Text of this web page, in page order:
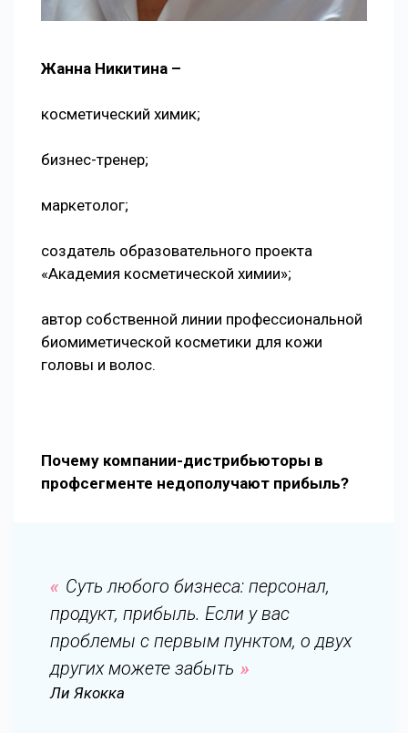
Жанна Никитина –
косметический химик;
бизнес-тренер;
маркетолог;
создатель образовательного проекта
«Академия косметической химии»;
автор собственной линии профессиональной
биомиметической косметики для кожи
головы и волос.
Почему компании-дистрибьюторы в
профсегменте недополучают прибыль?
Суть любого бизнеса: персонал,
продукт, прибыль. Если у вас
проблемы с первым пунктом, о двух
других можете забыть
Ли Якокка